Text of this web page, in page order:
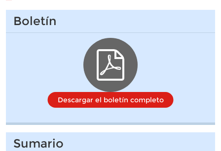
Boletín
Descargar el boletín completo
Sumario